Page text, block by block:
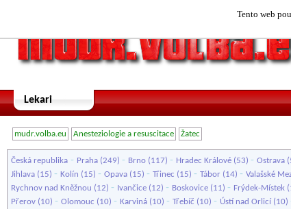
Tento web
Lekari
mudr.volba.eu Anesteziologie a resuscitace Žatec
Česká republika - Praha (249) - Brno (117) - Hradec Králové (53) - Ostrava
Jihlava (15) - Kolín (15) - Opava (15) - Třinec (15) - Tábor (14) - Valašské
Rychnov nad Kněžnou (12) - Ivančice (12) - Boskovice (11) - Frýdek-Místek
Přerov (10) - Olomouc (10) - Karviná (10) - Třebíč (10) - Ústí nad Orlicí (10)